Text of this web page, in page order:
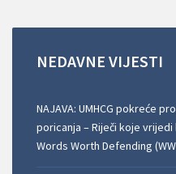
NEDAVNE VIJESTI
NAJAVA: UMHCG pokreće
poricanja – Riječi koje
Words Worth Defending